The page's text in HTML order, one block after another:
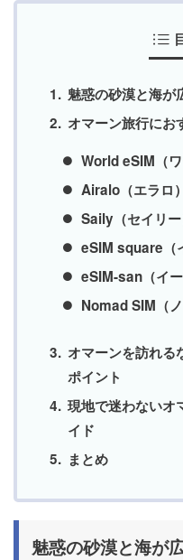
魅惑の砂漠と海が
オマーン旅行にお
World eSIM（ワ
Airalo（エラロ）
Saily（セイリー
eSIM square（
eSIM-san（イー
Nomad SIM（ノ
オマーンを訪れる
ポイント
現地で迷わないオ
イド
まとめ
魅惑の砂漠と海が